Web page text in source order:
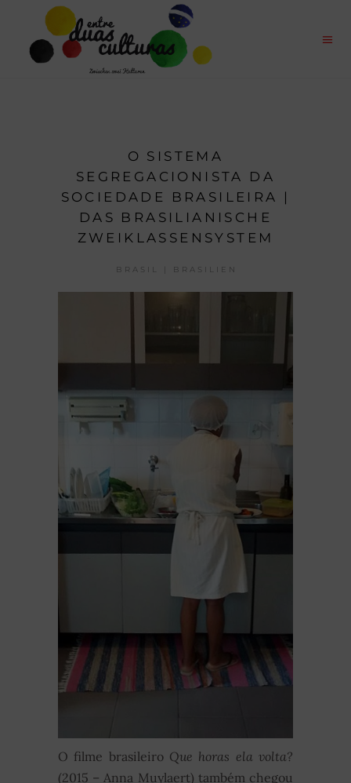
O SISTEMA
SEGREGACIONISTA DA
SOCIEDADE BRASILEIRA |
DAS BRASILIANISCHE
ZWEIKLASSENSYSTEM
BRASIL | BRASILIEN
O filme brasileiro Que horas ela volta?
(2015 – Anna Muylaert) também chegou